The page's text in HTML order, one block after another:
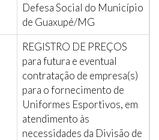
Defesa Social do Município
de Guaxupé/MG
REGISTRO DE PREÇOS
para futura e eventual
contratação de empresa(s)
para o fornecimento de
Uniformes Esportivos, em
atendimento às
necessidades da Divisão de